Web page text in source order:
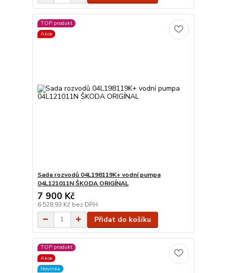
TOP produkt
Akce
Sada rozvodů 04L198119K+ vodní pumpa
04L121011N ŠKODA ORIGÍNAL
7 900 Kč
6 528,93 Kč bez DPH
Přidat do košíku
TOP produkt
Akce
Novinka